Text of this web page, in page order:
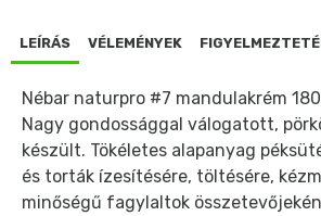
LEÍRÁS VÉLEMÉNYEK
Nébar naturpro #7 mandulakrém
Nagy gondossággal válogatott,
készült. Tökéletes alapanyag
és torták ízesítésére, töltésére,
minőségű fagylaltok